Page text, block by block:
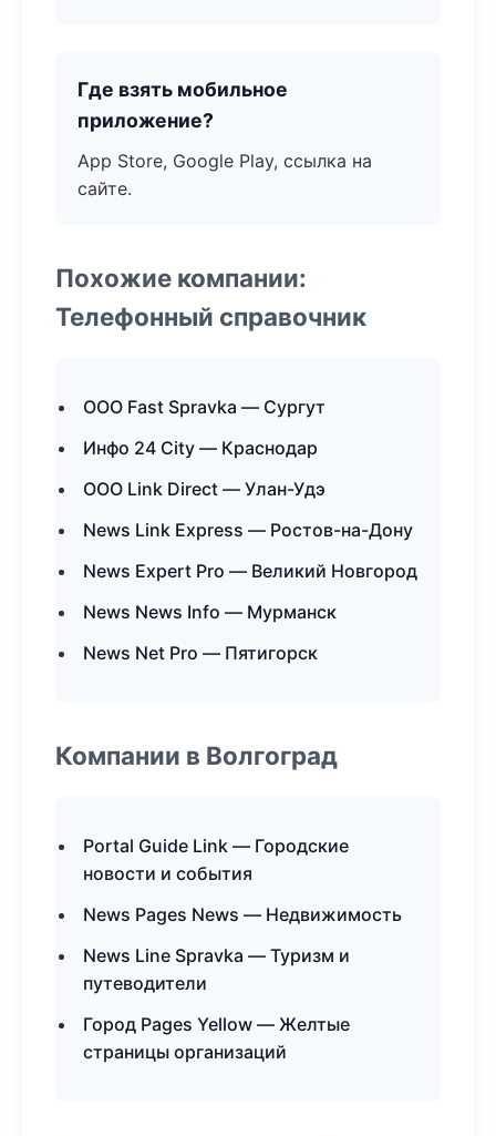
Где взять мобильное
приложение?
App Store, Google Play, ссылка на
сайте.
Похожие компании:
Телефонный справочник
ООО Fast Spravka — Сургут
Инфо 24 City — Краснодар
ООО Link Direct — Улан-Удэ
News Link Express — Ростов-на-Дону
News Expert Pro — Великий Новгород
News News Info — Мурманск
News Net Pro — Пятигорск
Компании в Волгоград
Portal Guide Link — Городские
новости и события
News Pages News — Недвижимость
News Line Spravka — Туризм и
путеводители
Город Pages Yellow — Желтые
страницы организаций